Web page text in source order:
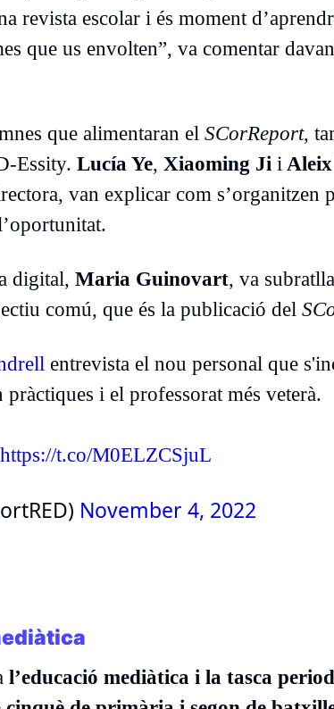
revista escolar i és moment
que us envolten”, va comentar
que alimentaran el SCorReport,
Essity. Lucía Ye, Xiaoming Ji i
van explicar com s’organitzen
digital, Maria Guinovart, va
comú, que és la publicació del
entrevista el nou personal que
i el professorat més veterà.
https://t.co/M0ELZCSjuL
November 4, 2022
l’educació mediàtica i la tasca